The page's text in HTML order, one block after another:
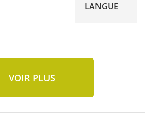
LANGUE
VOIR PLUS